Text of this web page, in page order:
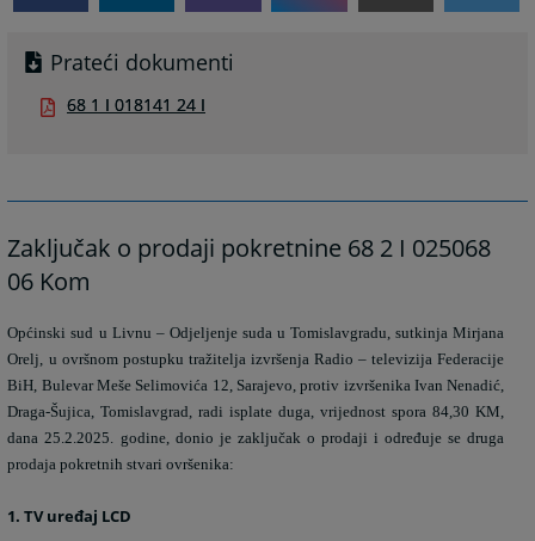
Prateći dokumenti
68 1 I 018141 24 I
Zaključak o prodaji pokretnine 68 2 I 025068
06 Kom
Općinski sud u Livnu – Odjeljenje suda u Tomislavgradu, sutkinja Mirjana
Orelj, u ovršnom postupku tražitelja izvršenja Radio – televizija Federacije
BiH, Bulevar Meše Selimovića 12, Sarajevo, protiv izvršenika Ivan Nenadić,
Draga-Šujica, Tomislavgrad, radi isplate duga, vrijednost spora 84,30 KM,
dana 25.2.2025. godine, donio je zaključak o prodaji i određujese druga
prodaja pokretnih stvari ovršenika:
1. TV uređaj LCD